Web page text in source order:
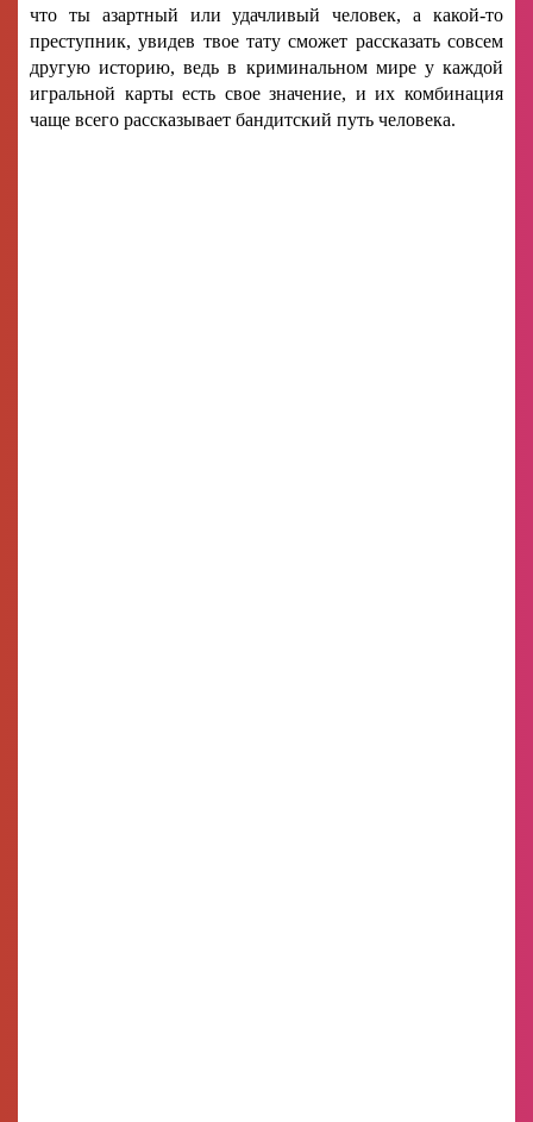
что ты азартный или удачливый человек, а какой-то
преступник, увидев твое тату сможет рассказать совсем
другую историю, ведь в криминальном мире у каждой
игральной карты есть свое значение, и их комбинация
чаще всего рассказывает бандитский путь человека.